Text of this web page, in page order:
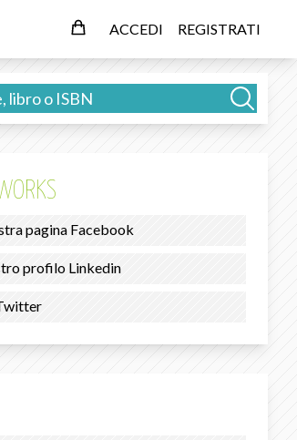
ACCEDI REGISTRATI
pagina Facebook
profilo Linkedin